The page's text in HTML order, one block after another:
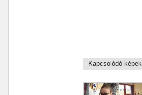
Kapcsolódó képek